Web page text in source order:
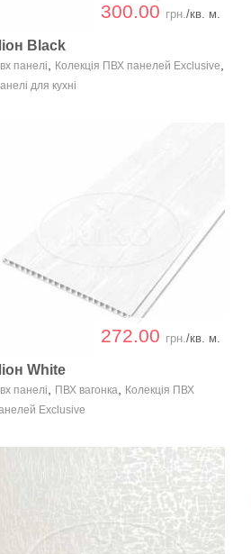
300.00 грн./кв. м.
Black
панелі, Колекція ПВХ панелей Exclusive,
для кухні
272.00 грн./кв. м.
White
панелі ПВХ вагонка
Колекція ПВХ
Exclusive